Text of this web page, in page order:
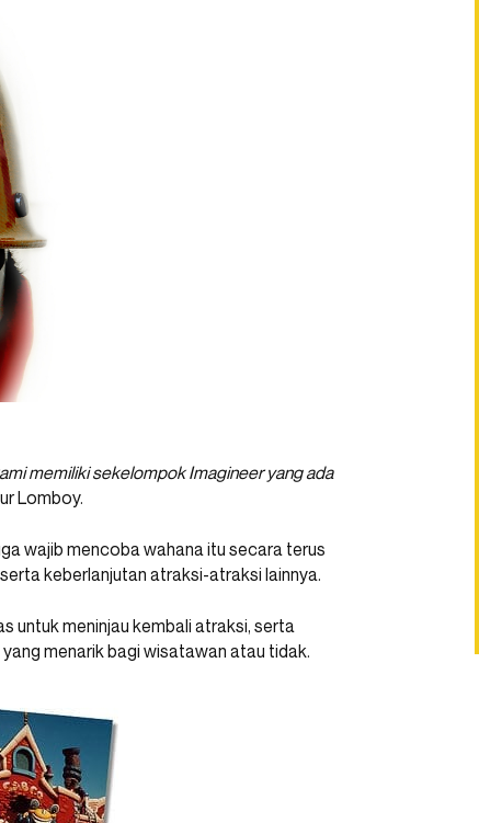
memiliki sekelompok Imagineer yang ada
Lomboy.
wajib mencoba wahana itu secara terus
keberlanjutan atraksi-atraksi lainnya.
untuk meninjau kembali atraksi, serta
menarik bagi wisatawan atau tidak.